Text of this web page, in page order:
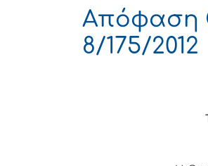
Απόφαση
8/175/2012